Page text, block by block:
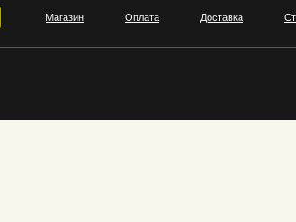
Магазин Оплата Доставка